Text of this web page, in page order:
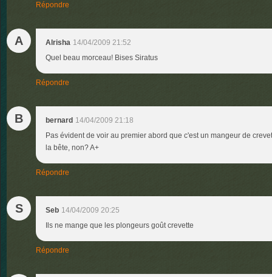
Répondre
A Alrisha 14/04/2009 21:52
Quel beau morceau! Bises Siratus
Répondre
B bernard 14/04/2009 21:18
Pas évident de voir au premier abord que c'est un mangeur de
la bête, non? A+
Répondre
S Seb 14/04/2009 20:25
Ils ne mange que les plongeurs goût crevette
Répondre